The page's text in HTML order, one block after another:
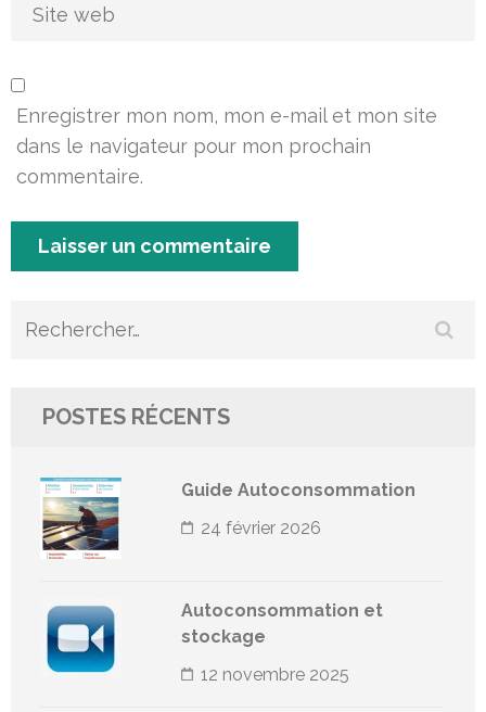
Enregistrer mon nom, mon e-mail et mon site
dans le navigateur pour mon prochain
commentaire.
Rechercher :
POSTES RÉCENTS
Guide Autoconsommation
24 février 2026
Autoconsommation et
stockage
12 novembre 2025